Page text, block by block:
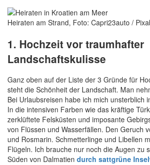
Heiraten am Strand, Foto: Capri23auto /
1. Hochzeit vor traumhafter
Landschaftskulisse
Ganz oben auf der Liste der 3 Gründe für
steht die Schönheit der Landschaft. Man
Bei Urlaubsreisen habe ich mich unsterblich
In die intensiven Farben wie das kräftige
zerklüftete Felsküsten und imposante
von Flüssen und Wasserfällen. Den Geruch
und Rosmarin. Schmetterlinge und Libellen
Flügeln. Ich brauche nur noch die Augen zu
Süden von Dalmatien durch sattgrüne